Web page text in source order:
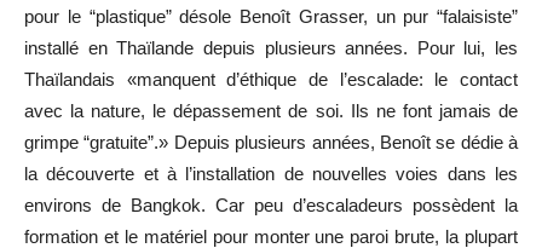
pour le “plastique” désole Benoît Grasser, un pur “falaisiste”
installé en Thaïlande depuis plusieurs années. Pour lui, les
Thaïlandais «manquent d’éthique de l’escalade: le contact
avec la nature, le dépassement de soi. Ils ne font jamais de
grimpe “gratuite”.» Depuis plusieurs années, Benoît se dédie à
la découverte et à l’installation de nouvelles voies dans les
environs de Bangkok. Car peu d’escaladeurs possèdent la
formation et le matériel pour monter une paroi brute, la plupart